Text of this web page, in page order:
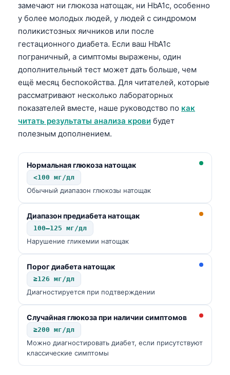
замечают ни глюкоза натощак, ни HbA1c, особенно
у более молодых людей, у людей с синдромом
поликистозных яичников или после
гестационного диабета. Если ваш HbA1c
пограничный, а симптомы выражены, один
дополнительный тест может дать больше, чем
ещё месяц беспокойства. Для читателей, которые
рассматривают несколько лабораторных
показателей вместе, наше руководство по как
читать результаты анализа крови будет
полезным дополнением.
Нормальная глюкоза натощак
<100 мг/дл
Обычный диапазон глюкозы натощак
Диапазон предиабета натощак
100–125 мг/дл
Нарушение гликемии натощак
Порог диабета натощак
≥126 мг/дл
Диагностируется при подтверждении
Случайная глюкоза при наличии симптомов
≥200 мг/дл
Можно диагностировать диабет, если присутствуют
классические симптомы